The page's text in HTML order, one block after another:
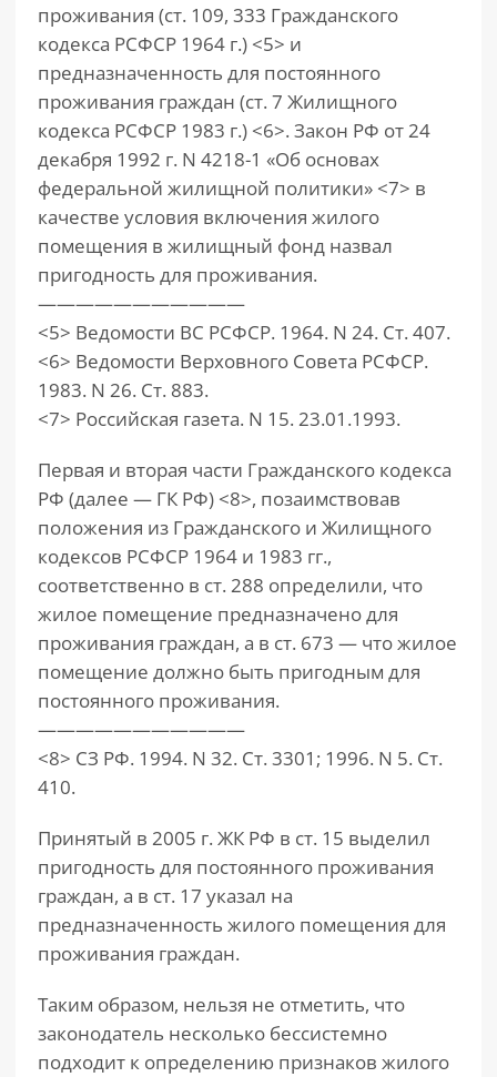
проживания (ст. 109, 333 Гражданского
кодекса РСФСР 1964 г.) <5> и
предназначенность для постоянного
проживания граждан (ст. 7 Жилищного
кодекса РСФСР 1983 г.) <6>. Закон РФ от 24
декабря 1992 г. N 4218-1 «Об основах
федеральной жилищной политики» <7> в
качестве условия включения жилого
помещения в жилищный фонд назвал
пригодность для проживания.
———————————
<5> Ведомости ВС РСФСР. 1964. N 24. Ст. 407.
<6> Ведомости Верховного Совета РСФСР.
1983. N 26. Ст. 883.
<7> Российская газета. N 15. 23.01.1993.
Первая и вторая части Гражданского кодекса
РФ (далее — ГК РФ) <8>, позаимствовав
положения из Гражданского и Жилищного
кодексов РСФСР 1964 и 1983 гг.,
соответственно в ст. 288 определили, что
жилое помещение предназначено для
проживания граждан, а в ст. 673 — что жилое
помещение должно быть пригодным для
постоянного проживания.
———————————
<8> СЗ РФ. 1994. N 32. Ст. 3301; 1996. N 5. Ст.
410.
Принятый в 2005 г. ЖК РФ в ст. 15 выделил
пригодность для постоянного проживания
граждан, а в ст. 17 указал на
предназначенность жилого помещения для
проживания граждан.
Таким образом, нельзя не отметить, что
законодатель несколько бессистемно
подходит к определению признаков жилого